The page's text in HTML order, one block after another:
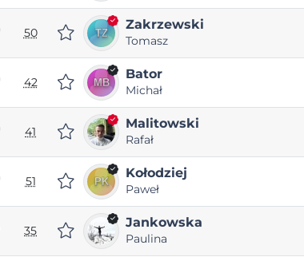
50
Zakrzewski
Tomasz
42
Bator
Michał
41
Malitowski
Rafał
51
Kołodziej
Paweł
35
Jankowska
Paulina